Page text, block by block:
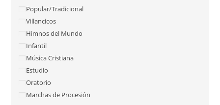
Popular/Tradicional
Villancicos
Himnos del Mundo
Infantil
Música Cristiana
Estudio
Oratorio
Marchas de Procesión